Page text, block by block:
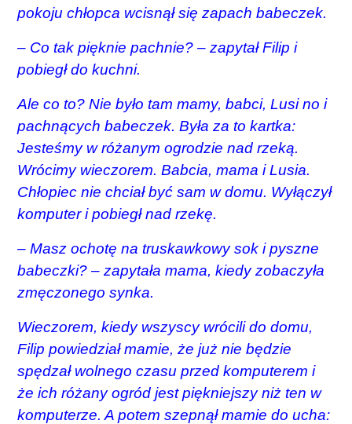
pokoju chłopca wcisnął się zapach babeczek.
– Co tak pięknie pachnie? – zapytał Filip i
pobiegł do kuchni.
Ale co to? Nie było tam mamy, babci, Lusi no i
pachnących babeczek. Była za to kartka:
Jesteśmy w różanym ogrodzie nad rzeką.
Wrócimy wieczorem. Babcia, mama i Lusia.
Chłopiec nie chciał być sam w domu. Wyłączył
komputeri pobiegł nad rzekę.
– Masz ochotę na truskawkowy sok i pyszne
babeczki? – zapytała mama, kiedy zobaczyła
zmęczonego synka.
Wieczorem, kiedy wszyscy wrócili do domu,
Filip powiedział mamie, że już nie będzie
spędzał wolnego czasu przed komputerem i
że ich różany ogród jest piękniejszy niż ten w
komputerze.A potem szepnął mamie do ucha: